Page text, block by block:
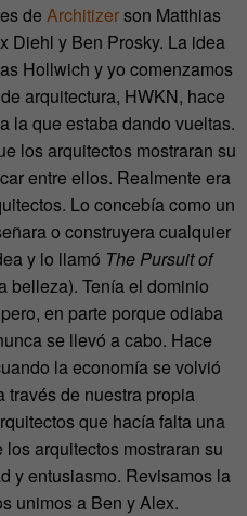
de Architizerson Matthias
Diehl y Ben Prosky. La idea
Hollwich y yo comenzamos
arquitectura, HWKN, hace
la que estaba dando vueltas.
los arquitectos mostraran su
entre ellos. Realmente era
Lo concebía como un
o construyera cualquier
y lo llamó The Pursuit of
belleza). Tenía el dominio
en parte porque odiaba
se llevó a cabo. Hace
la economía se volvió
través de nuestra propia
que hacía falta una
arquitectos mostraran su
y entusiasmo. Revisamos la
unimos a Ben y Alex.